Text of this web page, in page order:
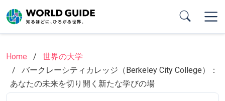
to
main
Home
世界の大学
バークレーシティカレッジ（Berkeley City College）：
あなたの未来を切り開く新たな学びの場